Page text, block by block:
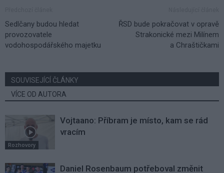
Sedlčany budou hledat
provozovatele
vodohospodářského majetku
ŘSD bude pokračovat v opravě
Strakonické mezi Milínem
a Chraštičkami
SOUVISEJÍCÍ ČLÁNKY
VÍCE OD AUTORA
Rozhovory
Vojtaano: Příbram je místo, kam se rád
vracím
Daniel Rosenbaum potřeboval změnit